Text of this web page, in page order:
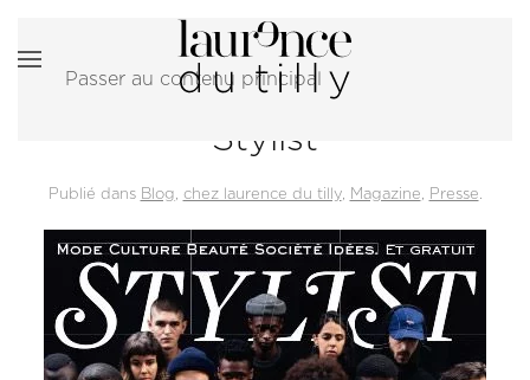
Passer au contenu principal
Stylist
Publié dans Blog, chez laurence du tilly, Magazine, Presse.